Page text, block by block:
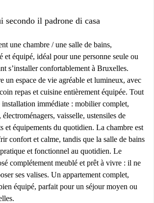
secondo il padrone di casa
une chambre / une salle de bains,
et équipé, idéal pour une personne seule ou
s’installer confortablement à Bruxelles.
un espace de vie agréable et lumineux, avec
repas et cuisine entièrement équipée. Tout
installation immédiate : mobilier complet,
vaisselle, ustensiles de
et équipements du quotidien. La chambre est
confort et calme, tandis que la salle de bains
et fonctionnel au quotidien. Le
complétement meublé et prêt à vivre : il ne
ses valises. Un appartement complet,
équipé, parfait pour un séjour moyen ou